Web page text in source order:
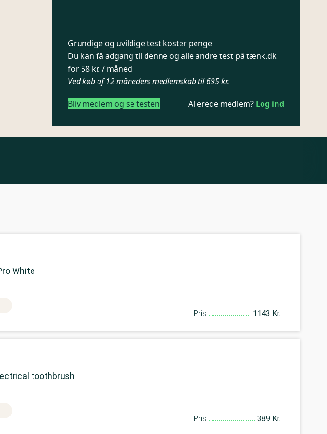
Grundige og uvildige test koster penge
Du kan få adgang til denne og alle andre test på tænk.dk
for 58 kr. / måned
Ved køb af 12 måneders medlemskab til 695 kr.
Bliv medlem og se testen Allerede medlem? Log ind
White
Pris 1143 Kr.
toothbrush
Pris 389 Kr.